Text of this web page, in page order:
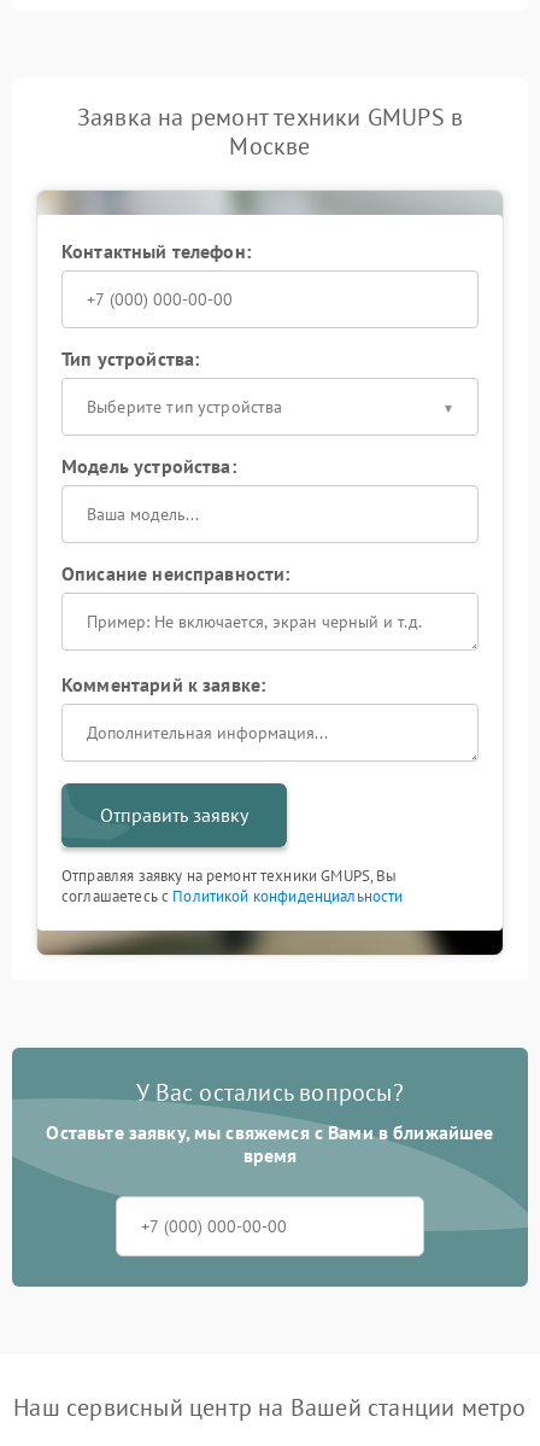
Заявка на ремонт техники GMUPS в
Москве
Контактный телефон:
Тип устройства:
Выберите тип устройства
Модель устройства:
Описание неисправности:
Комментарий к заявке:
Отправить заявку
Отправляя заявку на ремонт техники GMUPS, Вы
соглашаетесь с Политикой конфиденциальности
У Вас остались вопросы?
Оставьте заявку, мы свяжемся с Вами в ближайшее
время
Наш сервисный центр на Вашей станции метро